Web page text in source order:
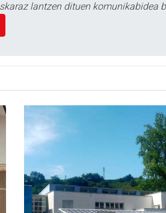
lantzen dituen komunikabidea